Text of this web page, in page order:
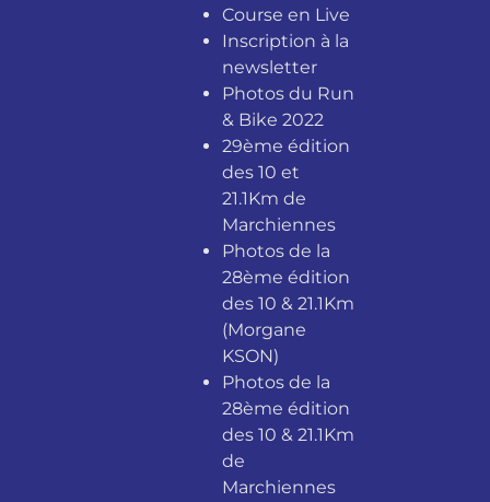
Course en Live
Inscription à la
newsletter
Photos du Run
& Bike 2022
29ème édition
des 10 et
21.1Km de
Marchiennes
Photos de la
28ème édition
des 10 & 21.1Km
(Morgane
KSON)
Photos de la
28ème édition
des 10 & 21.1Km
de
Marchiennes